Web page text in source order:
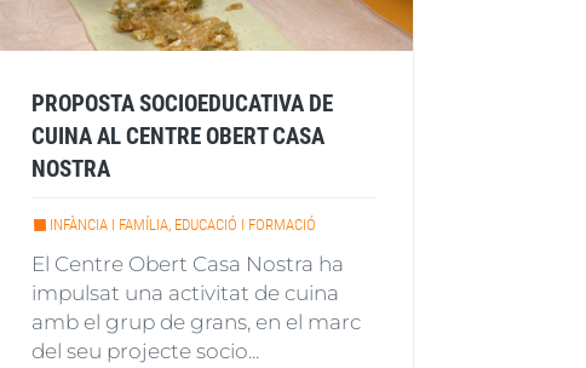
PROPOSTA SOCIOEDUCATIVA DE
CUINA AL CENTRE OBERT CASA
NOSTRA
INFÀNCIA I FAMÍLIA, EDUCACIÓ I FORMACIÓ
El Centre Obert Casa Nostra ha
impulsat una activitat de cuina
amb el grup de grans, en el marc
del seu projecte socio...